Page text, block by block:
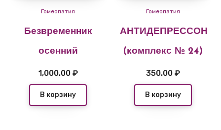
Гомеопатия
Безвременник
осенний
1,000.00 ₽
В корзину
Гомеопатия
АНТИДЕПРЕССОН
(комплекс № 24)
350.00 ₽
В корзину